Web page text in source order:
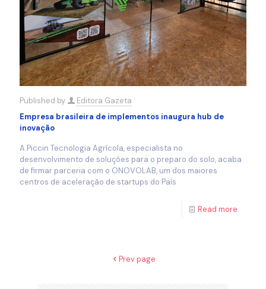
Published by
Editora Gazeta
Empresa brasileira de implementos inaugura hub de
inovação
A Piccin Tecnologia Agrícola, especialista no
desenvolvimento de soluções para o preparo do solo, acaba
de firmar parceria com o ONOVOLAB, um dos maiores
centros de aceleração de startups do País
Read more
Prev page